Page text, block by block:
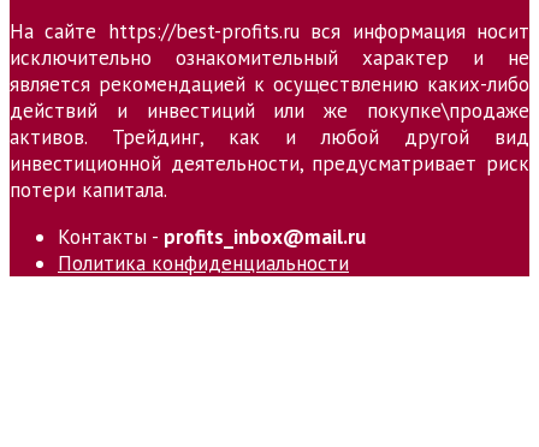
На сайте https://best-profits.ru вся информация носит
исключительно ознакомительный характер и не
является рекомендацией к осуществлению каких-либо
действий и инвестиций или же покупке\продаже
активов. Трейдинг, как и любой другой вид
инвестиционной деятельности, предусматривает риск
потери капитала.
Контакты - profits_inbox@mail.ru
Политика конфиденциальности